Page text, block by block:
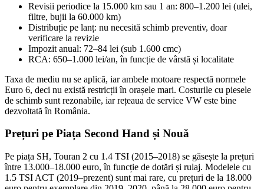
Revisii periodice la 15.000 km sau 1 an: 800–1.200 lei (ulei,
filtre, bujii la 60.000 km)
Distribuție pe lanț: nu necesită schimb preventiv, doar
verificare la revizie
Impozit anual: 72–84 lei (sub 1.600 cmc)
RCA: 650–1.000 lei/an, în funcție de vârstă și localitate
Taxa de mediu nu se aplică, iar ambele motoare respectă normele
Euro 6, deci nu există restricții în orașele mari. Costurile cu piesele
de schimb sunt rezonabile, iar rețeaua de service VW este bine
dezvoltată în România.
Prețuri pe Piața Second Hand și Nouă
Pe piața SH, Touran 2 cu 1.4 TSI (2015–2018) se găsește la prețuri
între 13.000–18.000 euro, în funcție de dotări și rulaj. Modelele cu
1.5 TSI ACT (2019–prezent) sunt mai rare, cu prețuri de la 18.000